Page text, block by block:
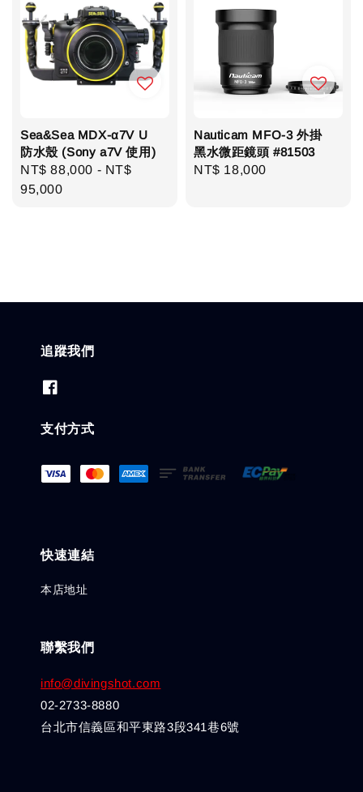
Sea&Sea MDX-α7V U
防水殼 (Sony a7V 使用)
Regular
price
NT$ 88,000 - NT$
95,000
Nauticam MFO-3 外掛
黑水微距鏡頭 #81503
Regular
NT$ 18,000
追蹤我們
支付方式
快速連結
本店地址
聯繫我們
info@divingshot.com
02-2733-8880
台北市信義區和平東路3段341巷6號